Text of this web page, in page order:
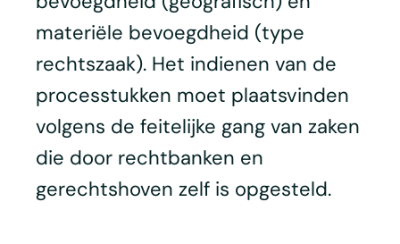
materiële bevoegdheid (type
rechtszaak). Het indienen van de
processtukken moet plaatsvinden
volgens de feitelijke gang van zaken
die door rechtbanken en
gerechtshoven zelf is opgesteld.